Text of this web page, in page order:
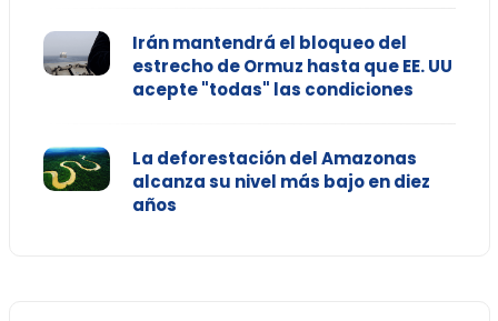
Irán mantendrá el bloqueo del
estrecho de Ormuz hasta que EE. UU
acepte "todas" las condiciones
La deforestación del Amazonas
alcanza su nivel más bajo en diez
años